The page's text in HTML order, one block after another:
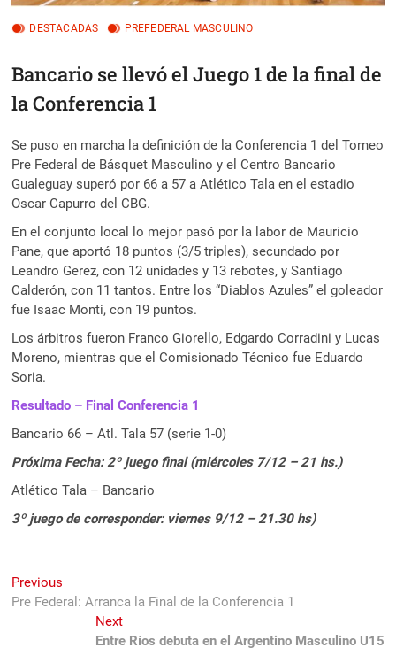
DESTACADAS PREFEDERAL MASCULINO
Bancario se llevó el Juego 1 de la final de
la Conferencia 1
Se puso en marcha la definición de la Conferencia 1 del Torneo
Pre Federal de Básquet Masculino y el Centro Bancario
Gualeguay superó por 66 a 57 a Atlético Tala en el estadio
Oscar Capurro del CBG.
En el conjunto local lo mejor pasó por la labor de Mauricio
Pane, que aportó 18 puntos (3/5 triples), secundado por
Leandro Gerez, con 12 unidades y 13 rebotes, y Santiago
Calderón, con 11 tantos. Entre los “Diablos Azules” el goleador
fue Isaac Monti, con 19 puntos.
Los árbitros fueron Franco Giorello, Edgardo Corradini y Lucas
Moreno, mientras que el Comisionado Técnico fue Eduardo
Soria.
Resultado – Final Conferencia 1
Bancario 66 – Atl. Tala 57 (serie 1-0)
Próxima Fecha: 2º juego final (miércoles 7/12 – 21 hs.)
Atlético Tala – Bancario
3º juego de corresponder: viernes 9/12 – 21.30 hs)
Navegación
de
Previous
post:
Pre Federal: Arranca la Final de la Conferencia 1
NextNext
post:
Entre Ríos debuta en el Argentino Masculino U15